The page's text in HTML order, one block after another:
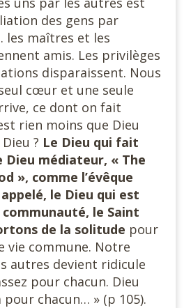
des gens par
les maîtres et les
amis. Les privilèges
disparaissent. Nous
cœur et une seule
ce dont on fait
rien moins que Dieu
? Le Dieu qui fait
Dieu médiateur, « The
», comme l’évêque
appelé, le Dieu qui est
le Saint
de la solitude pour
vie commune. Notre
autres devient ridicule
pour chacun. Dieu
chacun… » (p 105).